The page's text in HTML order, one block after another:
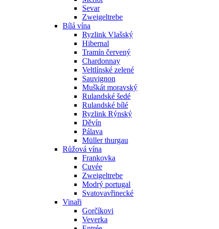
Sevar
Zweigeltrebe
Bílá vína
Ryzlink Vlašský
Hibernal
Tramín červený
Chardonnay
Veltlínské zelené
Sauvignon
Muškát moravský
Rulandské šedé
Rulandské bílé
Ryzlink Rýnský
Děvín
Pálava
Müller thurgau
Růžová vína
Frankovka
Cuvée
Zweigeltrebe
Modrý portugal
Svatovavřinecké
Vinaři
Gorčíkovi
Veverka